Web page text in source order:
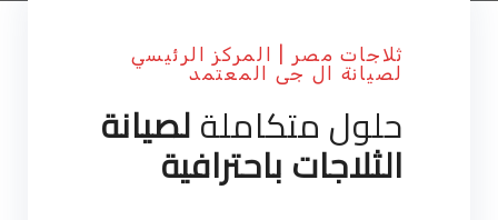
ثلاجات مصر | المركز الرئيسي
لصيانة ال جى المعتمد
حلول متكاملةلصيانة
الثلاجات باحترافية